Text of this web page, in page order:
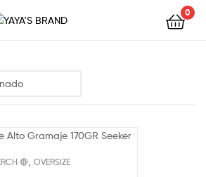
0
🔴, OVERSIZE